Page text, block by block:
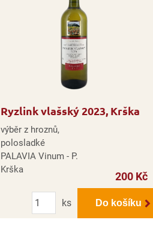
Ryzlink vlašský 2023, Krška
výběr z hroznů,
polosladké
PALAVIA Vinum - P.
Krška
200 Kč
Počet
ks
Do košíku